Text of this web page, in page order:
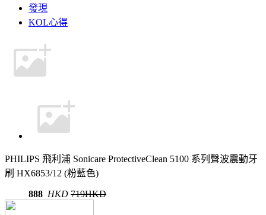
發現
KOL心得
PHILIPS 飛利浦 Sonicare ProtectiveClean 5100 系列聲波震動牙
刷 HX6853/12 (粉藍色)
888 HKD 719HKD